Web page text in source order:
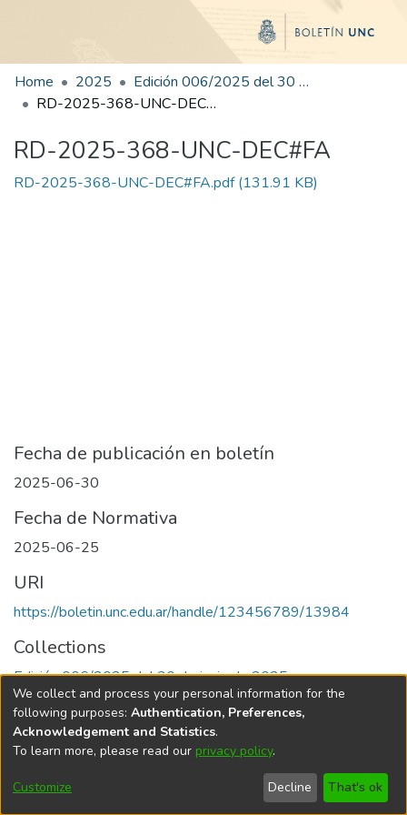
Home 2025
Edición 006/2025 del 30 de junio de 2025
RD-2025-368-UNC-DEC#FA
RD-2025-368-UNC-DEC#FA
RD-2025-368-UNC-DEC#FA.pdf(131.91 KB)
Fecha de publicación en boletín
2025-06-30
Fecha de Normativa
2025-06-25
URI
https://boletin.unc.edu.ar/handle/123456789/13984
Collections
Edición 006/2025 del 30 de junio de 2025
Universidad Nacional de Córdoba
We collect and process your personal information for the
following purposes: Authentication, Preferences,
Acknowledgement and Statistics.
To learn more, please read our privacy policy.
Customize Decline That's ok